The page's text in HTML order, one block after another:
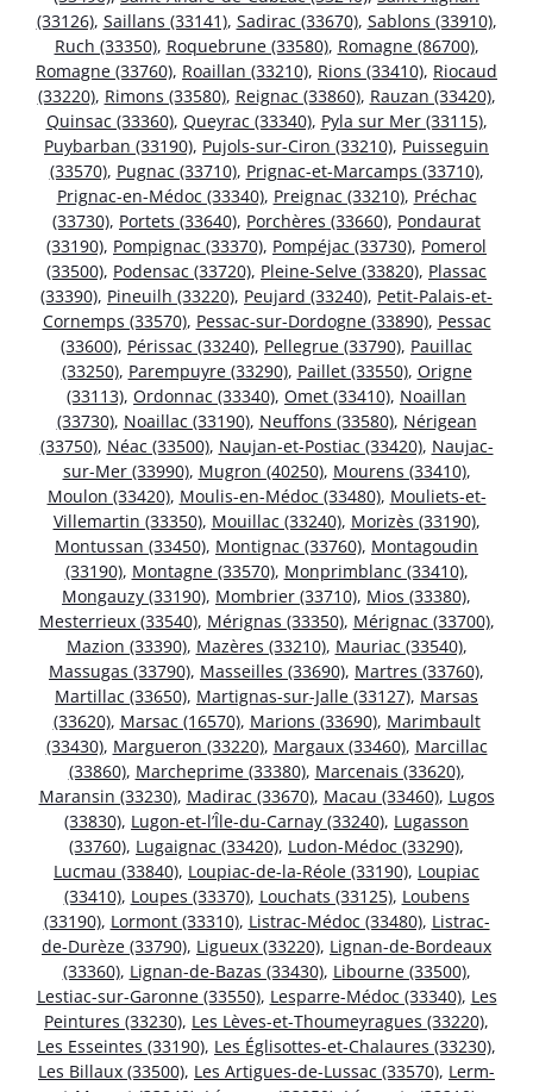
(33126), Saillans (33141), Sadirac (33670), Sablons (33910),
Ruch (33350), Roquebrune (33580), Romagne (86700),
Romagne (33760), Roaillan (33210), Rions (33410), Riocaud
(33220), Rimons (33580), Reignac (33860), Rauzan (33420),
Quinsac (33360), Queyrac (33340), Pyla sur Mer (33115),
Puybarban (33190), Pujols-sur-Ciron (33210), Puisseguin
(33570), Pugnac (33710), Prignac-et-Marcamps (33710),
Prignac-en-Médoc (33340), Preignac (33210), Préchac
(33730), Portets (33640), Porchères (33660), Pondaurat
(33190), Pompignac (33370), Pompéjac (33730), Pomerol
(33500), Podensac (33720), Pleine-Selve (33820), Plassac
(33390), Pineuilh (33220), Peujard (33240), Petit-Palais-et-
Cornemps (33570), Pessac-sur-Dordogne (33890), Pessac
(33600), Périssac (33240), Pellegrue (33790), Pauillac
(33250), Parempuyre (33290), Paillet (33550), Origne
(33113), Ordonnac (33340), Omet (33410), Noaillan
(33730), Noaillac (33190), Neuffons (33580), Nérigean
(33750), Néac (33500), Naujan-et-Postiac (33420), Naujac-
sur-Mer (33990), Mugron (40250), Mourens (33410),
Moulon (33420), Moulis-en-Médoc (33480), Mouliets-et-
Villemartin (33350), Mouillac (33240), Morizès (33190),
Montussan (33450), Montignac (33760), Montagoudin
(33190), Montagne (33570), Monprimblanc (33410),
Mongauzy (33190), Mombrier (33710), Mios (33380),
Mesterrieux (33540), Mérignas (33350), Mérignac (33700),
Mazion (33390), Mazères (33210), Mauriac (33540),
Massugas (33790), Masseilles (33690), Martres (33760),
Martillac (33650), Martignas-sur-Jalle (33127), Marsas
(33620), Marsac (16570), Marions (33690), Marimbault
(33430), Margueron (33220), Margaux (33460), Marcillac
(33860), Marcheprime (33380), Marcenais (33620),
Maransin (33230), Madirac (33670), Macau (33460), Lugos
(33830), Lugon-et-l’Île-du-Carnay (33240), Lugasson
(33760), Lugaignac (33420), Ludon-Médoc (33290),
Lucmau (33840), Loupiac-de-la-Réole (33190), Loupiac
(33410), Loupes (33370), Louchats (33125), Loubens
(33190), Lormont (33310), Listrac-Médoc (33480), Listrac-
de-Durèze (33790), Ligueux (33220), Lignan-de-Bordeaux
(33360), Lignan-de-Bazas (33430), Libourne (33500),
Lestiac-sur-Garonne (33550), Lesparre-Médoc (33340), Les
Peintures (33230), Les Lèves-et-Thoumeyragues (33220),
Les Esseintes (33190), Les Églisottes-et-Chalaures (33230),
Les Billaux (33500), Les Artigues-de-Lussac (33570), Lerm-